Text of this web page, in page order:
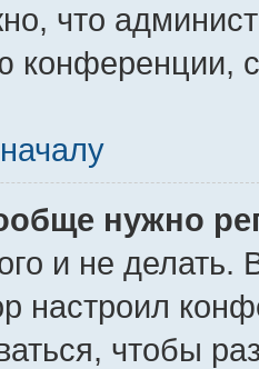
что
конференции,
нужно
и не делать.
настроил
чтобы